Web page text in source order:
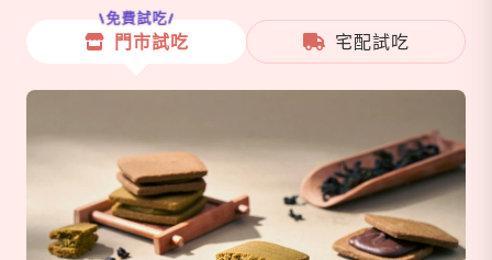
門市試吃
免費試吃
宅配試吃